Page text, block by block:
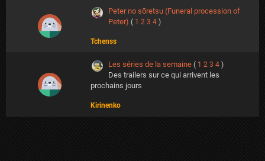
Peter no sōretsu (Funeral procession of
Peter) ( 1 2 3 4 )
Tchenss
Les séries de la semaine ( 1 2 3 4 )
Des trailers sur ce qui arrivent les
prochains jours
Kirinenko